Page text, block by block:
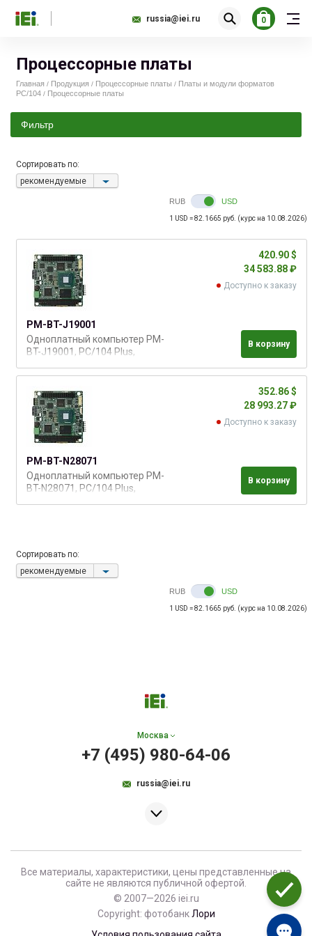
russia@iei.ru 0
Процессорные платы
Главная / Продукция / Процессорные платы / Платы и модули форматов
PC/104 / Процессорные платы
Фильтр
352.00
Сортировать по:
рекомендуемые
RUB USD
1 USD = 82.1665 руб. (курс на 10.08.2026)
PM-BT-J19001
Одноплатный компьютер PM-
BT-J19001, PC/104 Plus,
ГГц, DDR3L 1333/1066 MГц, 1 x
SATA 3Гб/с 1 х VGA, 1 х LVDS, 1 х
GbE LAN, 3 x USB 2.0, 2 x RS-
232/422/485, GPIO,1 x Full-size
PCIe Mini ( mSATA), 1 x PC/104-
Plus (ISA/PCI),
420.90 $
34 583.88 ₽
Доступно к заказу
В корзину
PM-BT-N28071
Одноплатный компьютер PM-
BT-N28071, PC/104 Plus,
USB 2.0, 2 x RS-232/422/485,
GPIO,1 x Full-size PCIe Mini (
mSATA), 1 x PC/104-Plus (ISA/PC
352.86 $
28 993.27 ₽
Доступно к заказу
В корзину
Сортировать по:
рекомендуемые
RUB USD
1 USD = 82.1665 руб. (курс на 10.08.2026)
Москва
+7 (495) 980-64-06
russia@iei.ru
Все материалы, характеристики, цены представленные на
сайте не являются публичной офертой.
© 2007—2026 iei.ru
Copyright: фотобанк Лори